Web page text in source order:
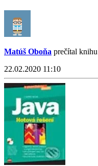
Matúš Oboňa prečítal knihu
22.02.2020 11:10